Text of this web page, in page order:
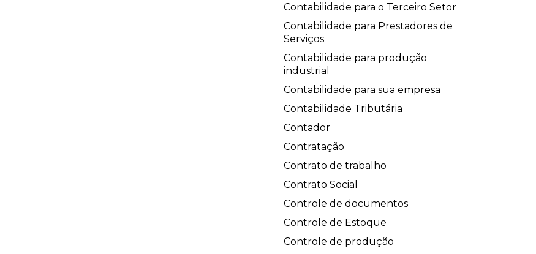
Contabilidade para o Terceiro Setor
Contabilidade para Prestadores de
Serviços
Contabilidade para produção
industrial
Contabilidade para sua empresa
Contabilidade Tributária
Contador
Contratação
Contrato de trabalho
Contrato Social
Controle de documentos
Controle de Estoque
Controle de produção